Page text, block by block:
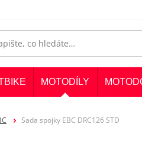
MOTODÍLY
Sada spojky EBC DRC126 STD